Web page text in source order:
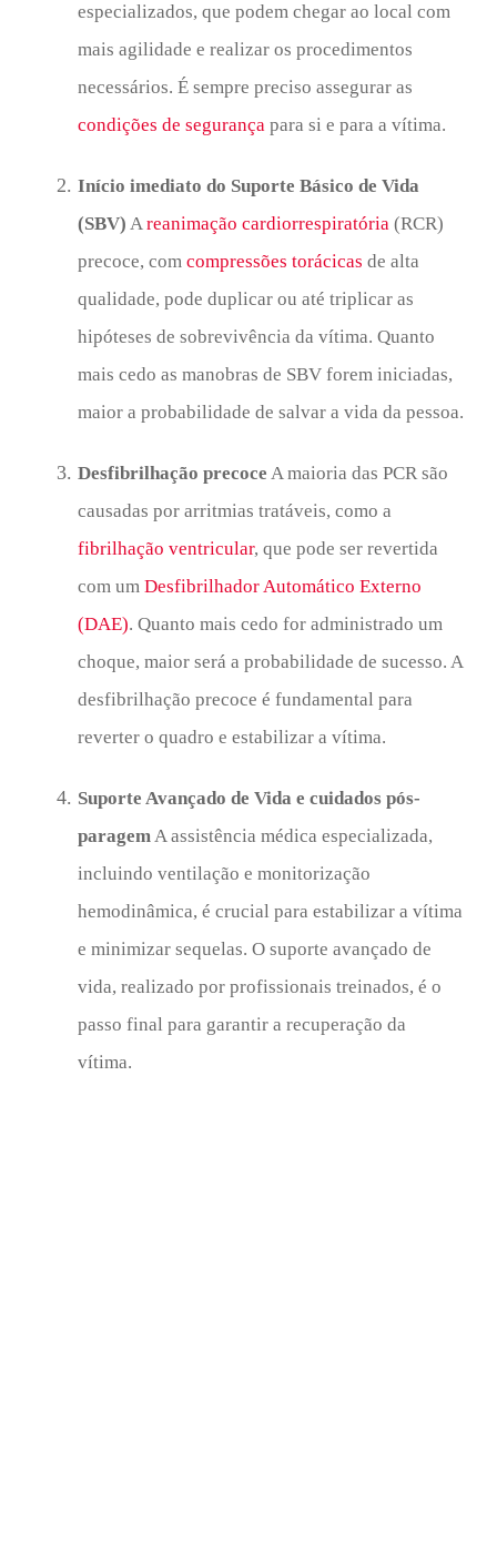
especializados, que podem chegar ao local com
mais agilidade e realizar os procedimentos
necessários. É sempre preciso assegurar as
condições de segurança para si e para a vítima.
Início imediato do Suporte Básico de Vida
(SBV) Areanimação cardiorrespiratória (RCR)
precoce, com compressões torácicas de alta
qualidade, pode duplicar ou até triplicar as
hipóteses de sobrevivência da vítima. Quanto
mais cedo as manobras de SBV forem iniciadas,
maior a probabilidade de salvar a vida da pessoa.
Desfibrilhação precoce A maioria das PCR são
causadas por arritmias tratáveis, como a
fibrilhação ventricular, que pode ser revertida
com um Desfibrilhador Automático Externo
(DAE). Quanto mais cedo for administrado um
choque, maior será a probabilidade de sucesso. A
desfibrilhação precoce é fundamental para
reverter o quadro e estabilizar a vítima.
Suporte Avançado de Vida e cuidados pós-
paragemA assistência médica especializada,
incluindo ventilação e monitorização
hemodinâmica, é crucial para estabilizar a vítima
e minimizar sequelas. O suporte avançado de
vida, realizado por profissionais treinados, é o
passo final para garantir a recuperação da
vítima.